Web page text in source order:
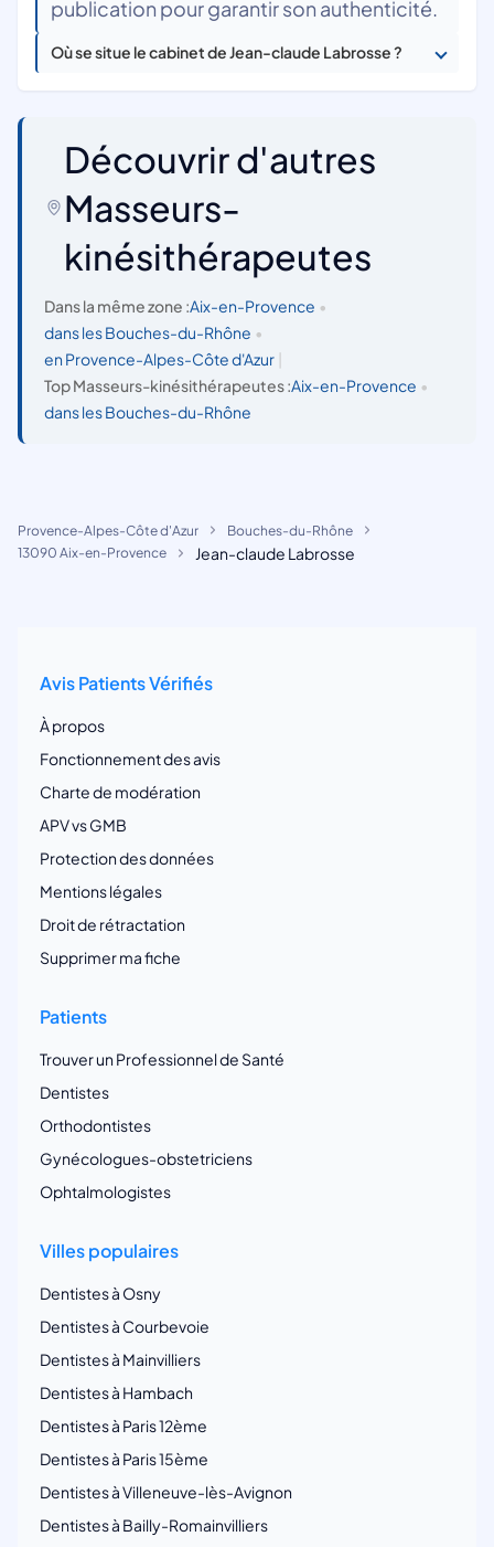
publication pour garantir son authenticité.
Où se situe le cabinet de Jean-claude Labrosse ?
Découvrir d'autres
Masseurs-
kinésithérapeutes
Dans la même zone :Aix-en-Provence •
dans les Bouches-du-Rhône •
en Provence-Alpes-Côte d'Azur
Top Masseurs-kinésithérapeutes :Aix-en-Provence •
dans les Bouches-du-Rhône
Provence-Alpes-Côte d'Azur
Bouches-du-Rhône
13090 Aix-en-Provence
Jean-claude Labrosse
Avis Patients Vérifiés
À propos
Fonctionnement des avis
Charte de modération
APV vs GMB
Protection des données
Mentions légales
Droit de rétractation
Supprimer ma fiche
Patients
Trouver un Professionnel de Santé
Dentistes
Orthodontistes
Gynécologues-obstetriciens
Ophtalmologistes
Villes populaires
Dentistes à Osny
Dentistes à Courbevoie
Dentistes à Mainvilliers
Dentistes à Hambach
Dentistes à Paris 12ème
Dentistes à Paris 15ème
Dentistes à Villeneuve-lès-Avignon
Dentistes à Bailly-Romainvilliers